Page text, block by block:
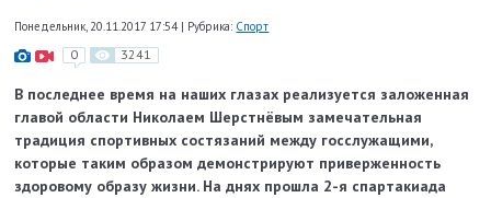
Понедельник, 20.11.2017 17:54 | Рубрика: Спорт
0 3241
В последнее время на наших глазах реализуется заложенная
главой области Николаем Шерстнёвым замечательная
традиция спортивных состязаний между госслужащими,
которые таким образом демонстрируют приверженность
здоровому образу жизни. На днях прошла 2-­я спартакиада